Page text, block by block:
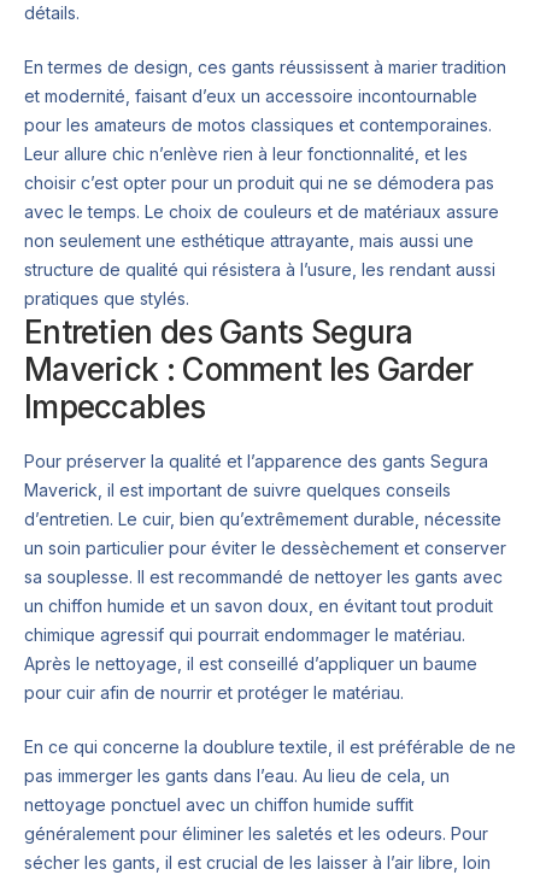
détails.
En termes de design, ces gants réussissent à marier tradition
et modernité, faisant d’eux un accessoire incontournable
pour les amateurs de motos classiques et contemporaines.
Leur allure chic n’enlève rien à leur fonctionnalité, et les
choisir c’est opter pour un produit qui ne se démodera pas
avec le temps. Le choix de couleurs et de matériaux assure
non seulement une esthétique attrayante, mais aussi une
structure de qualité qui résistera à l’usure, les rendant aussi
pratiques que stylés.
Entretien des Gants Segura
Maverick : Comment les Garder
Impeccables
Pour préserver la qualité et l’apparence des gants Segura
Maverick, il est important de suivre quelques conseils
d’entretien. Le cuir, bien qu’extrêmement durable, nécessite
un soin particulier pour éviter le dessèchement et conserver
sa souplesse. Il est recommandé de nettoyer les gants avec
un chiffon humide et un savon doux, en évitant tout produit
chimique agressif qui pourrait endommager le matériau.
Après le nettoyage, il est conseillé d’appliquer un baume
pour cuir afin de nourrir et protéger le matériau.
En ce qui concerne la doublure textile, il est préférable de ne
pas immerger les gants dans l’eau. Au lieu de cela, un
nettoyage ponctuel avec un chiffon humide suffit
généralement pour éliminer les saletés et les odeurs. Pour
sécher les gants, il est crucial de les laisser à l’air libre, loin